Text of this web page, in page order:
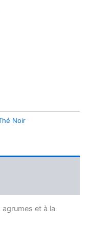
Noir
et à la